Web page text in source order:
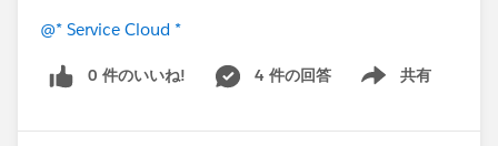
@* Service Cloud *
0 件のいいね! 4 件の回答 共有
Show menu